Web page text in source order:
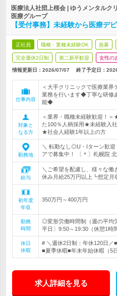
医療法人社団上桜会 | ゆうメンタルク
医療グループ
【受付事務】未経験から医療デ
正社員 職種・業種未経験OK 急募
完全週休2日制 第二新卒歓迎 女性の
情報更新日：2026/07/07 終了予定日：
仕事内容
＜大手クリニックで医療業
業務を行います◆丁寧な研修
能◆
対象と
なる方
＜業界・職種未経験歓迎！
た100％人柄採用★未経験入
★社会人経験1年以上の方
勤務地
＼ 転勤なし◎U・Iターン歓
アで募集中！ 〔＊〕札幌院
給与
＼ご希望を配慮し、様々な
休み月給25万円以上┗想定月
初年度
年収
350万円～400万円
勤務
時間
◎変形労働時間制（週の平均
平日〕9:50～19:30（休憩1時
休日
休暇
# ＼週休2日制：年休120日／
■夏季休暇■年末年始休暇（5
求人詳細を見る